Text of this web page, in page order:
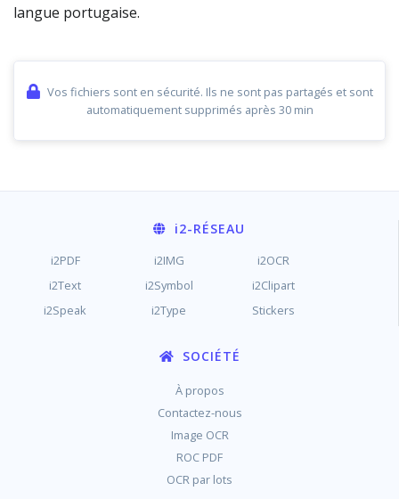
langue portugaise.
Vos fichiers sont en sécurité. Ils ne sont pas partagés et sont
automatiquement supprimés après 30 min
i2-RÉSEAU
i2PDF i2IMG
i2OCR
i2Text
i2Symbol
i2Clipart
i2Speak
i2Type Stickers
SOCIÉTÉ
À propos
Contactez-nous
Image OCR
ROC PDF
OCR par lots